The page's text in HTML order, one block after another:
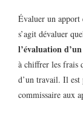
Évaluer un apport
s’agit dévaluer
l’évaluation
à chiffrer les frais
d’un travail. Il est
commissaire aux